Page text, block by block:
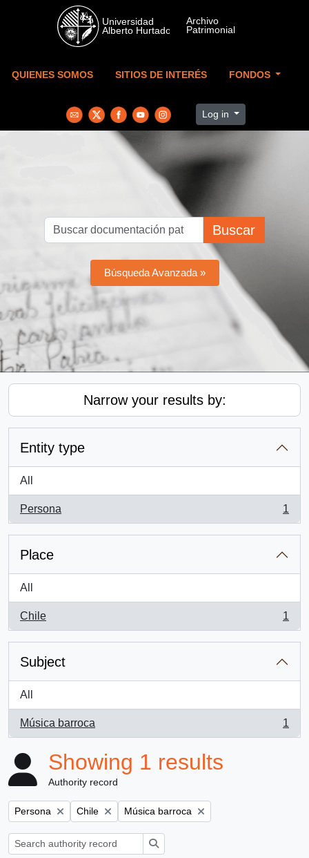
Skip to main content
QUIENES SOMOS SITIOS DE INTERÉS FONDOS
Log in
Buscar
Búsqueda Avanzada »
Narrow your results by:
Entity type
All
Persona
, 1 results
1
Place
All
Chile
, 1 results
1
Subject
All
Música barroca
, 1 results
1
Showing 1 results
Authority record
Remove filter:
Persona Remove filter:
Chile Remove filter:
Música barroca